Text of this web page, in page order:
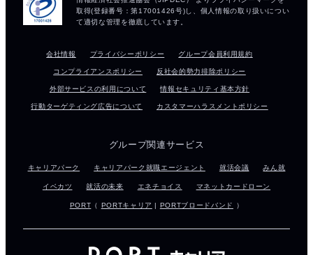
会社情報 プライバシーポリシー グループ会員利用規約
コンプライアンスポリシー 反社会的勢力排除ポリシー
外部サービスの利用について 情報セキュリティ基本方針
行動ターゲティング広告について カスタマーハラスメントポリシー